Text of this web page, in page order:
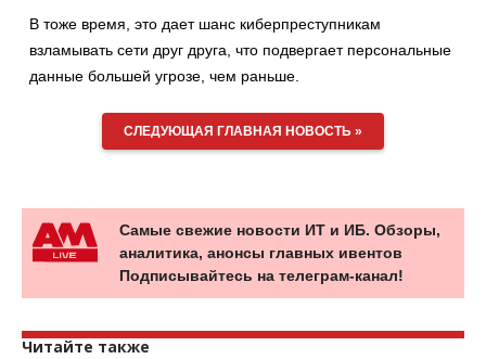
В тоже время, это дает шанс киберпреступникам
взламывать сети друг друга, что подвергает персональные
данные большей угрозе, чем раньше.
СЛЕДУЮЩАЯ ГЛАВНАЯ НОВОСТЬ »
Самые свежие новости ИТ и ИБ. Обзоры,
аналитика, анонсы главных ивентов
Подписывайтесь на телеграм-канал!
Читайте также